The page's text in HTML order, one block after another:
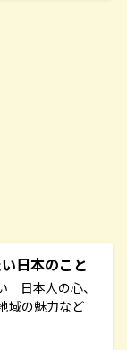
日本のこと
日本人の心、
域の魅力など